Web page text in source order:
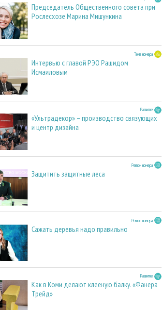
Председатель Общественного совета при
Рослесхозе Марина Мишункина
Тема номера
Интервью с главой РЭО Рашидом
Исмаиловым
Развитие
«Ультрадекор» – производство связующих
и центр дизайна
Регион номера
Защитить защитные леса
Регион номера
Сажать деревья надо правильно
Развитие
Как в Коми делают клееную балку. «Фанера
Трейд»